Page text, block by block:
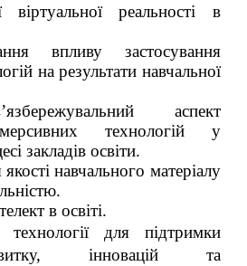
віртуальної реальності в
впливу застосування
на результати навчальної
аспект
технологій у
закладів освіти.
навчального матеріалу
в освіті.
для підтримки
інновацій та